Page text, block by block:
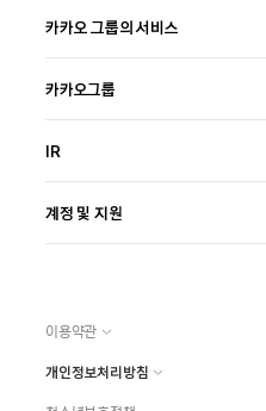
카카오 그룹의 서비스
카카오그룹
IR
계정 및 지원
이용약관
개인정보처리방침